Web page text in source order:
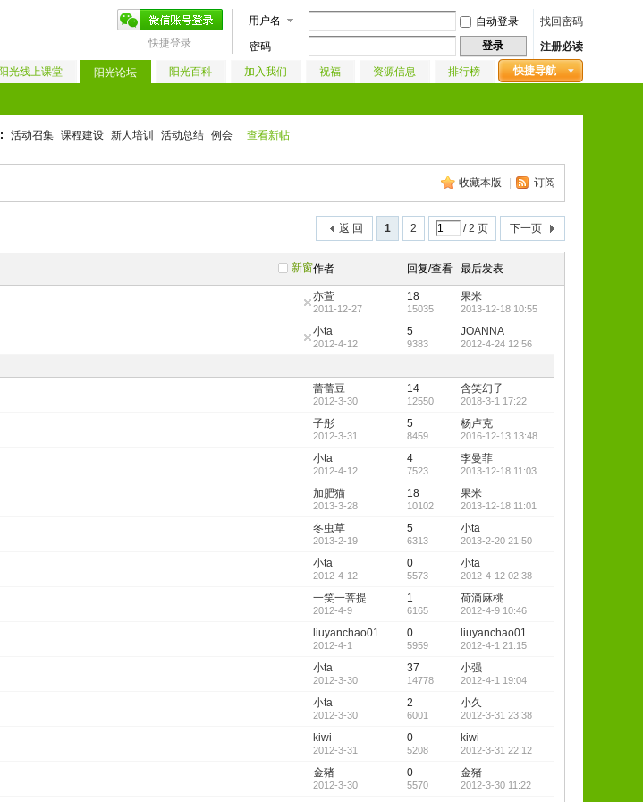
用户名 自动登录
找回密码
密码
登录 注册必读
快捷登录
快捷导航
阳光线上课堂 阳光论坛 阳光百科 加入我们 祝福 资源信息 排行榜
活动召集 课程建设 新人培训 活动总结 例会 查看新帖
收藏本版 订阅
1 2 / 2 页 下一页
返 回
新窗作者 回复/查看 最后发表
亦萱
2011-12-27
18
15035
果米
2013-12-18 10:55
小ta
2012-4-12
5
9383
JOANNA
2012-4-24 12:56
蕾蕾豆
2012-3-30
14
12550
含笑幻子
2018-3-1 17:22
子彤
2012-3-31
5
8459
杨卢克
2016-12-13 13:48
小ta
2012-4-12
4
7523
李曼菲
2013-12-18 11:03
加肥猫
2013-3-28
18
10102
果米
2013-12-18 11:01
冬虫草
2013-2-19
5
6313
小ta
2013-2-20 21:50
小ta
2012-4-12
0
5573
小ta
2012-4-12 02:38
一笑一菩提
2012-4-9
1
6165
荷滴麻桃
2012-4-9 10:46
liuyanchao01
2012-4-1
0
5959
liuyanchao01
2012-4-1 21:15
小ta
2012-3-30
37
14778
小强
2012-4-1 19:04
小ta
2012-3-30
2
6001
小久
2012-3-31 23:38
kiwi
2012-3-31
0
5208
kiwi
2012-3-31 22:12
金猪
2012-3-30
0
5570
金猪
2012-3-30 11:22